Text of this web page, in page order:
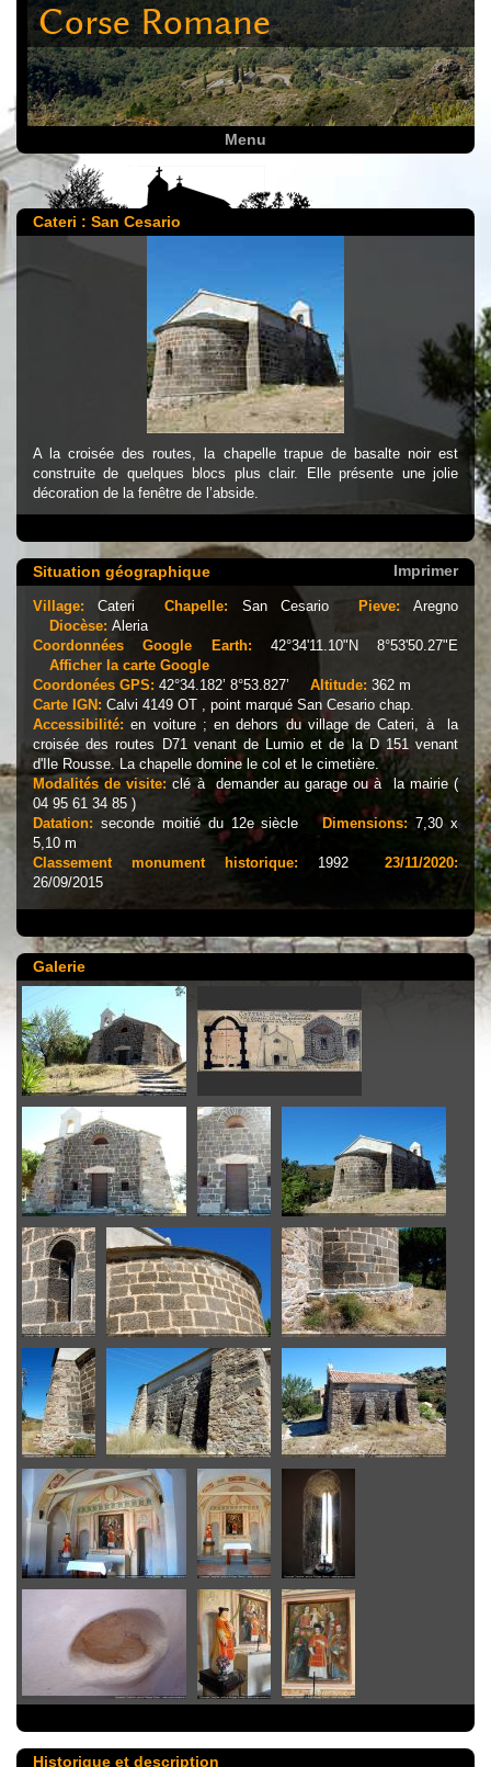
Corse Romane
Menu
Cateri : San Cesario
A la croisée des routes, la chapelle trapue de basalte noir est
construite de quelques blocs plus clair. Elle présente une jolie
décoration de la fenêtre de l’abside.
Situation géographique Imprimer
Village:Cateri Chapelle: San Cesario Pieve:Aregno
Diocèse: Aleria
Coordonnées Google Earth: 42°34'11.10"N 8°53'50.27"E
Afficher la carte Google
Coordonées GPS: 42°34.182’ 8°53.827’ Altitude: 362 m
Carte IGN: Calvi 4149 OT , point marqué San Cesario chap.
Accessibilité:en voiture ; en dehors du village de Cateri, à la
croisée des routes D71 venant de Lumio et de la D 151 venant
d'Ile Rousse. La chapelle domine le col et le cimetière.
Modalités de visite:clé à demander au garage ou à la mairie (
04 95 61 34 85 )
Datation: seconde moitié du 12e siècle Dimensions:7,30 x
5,10 m
Classement monument historique: 1992
23/11/2020:
26/09/2015
Galerie
Historique et description